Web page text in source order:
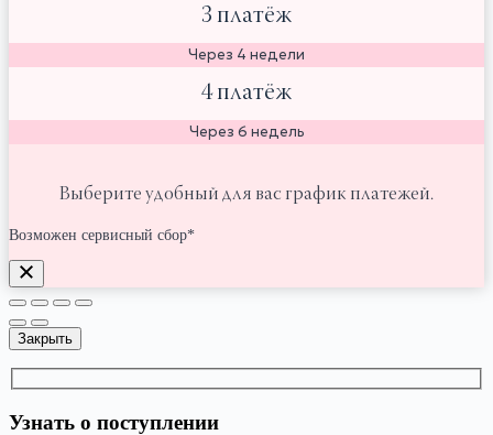
3 платёж
Через 4 недели
4 платёж
Через 6 недель
Выберите удобный для вас график платежей.
Возможен сервисный сбор*
Закрыть
Узнать о поступлении